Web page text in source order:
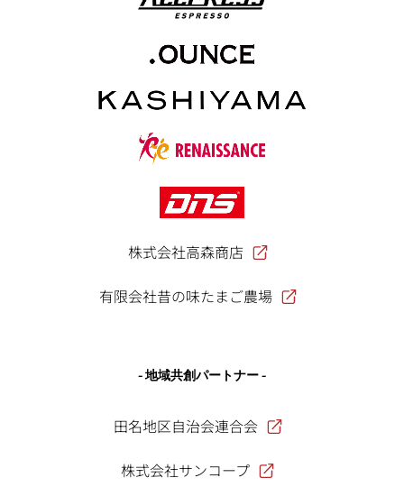
株式会社高森商店
有限会社昔の味たまご農場
- 地域共創パートナー -
田名地区自治会連合会
株式会社サンコープ